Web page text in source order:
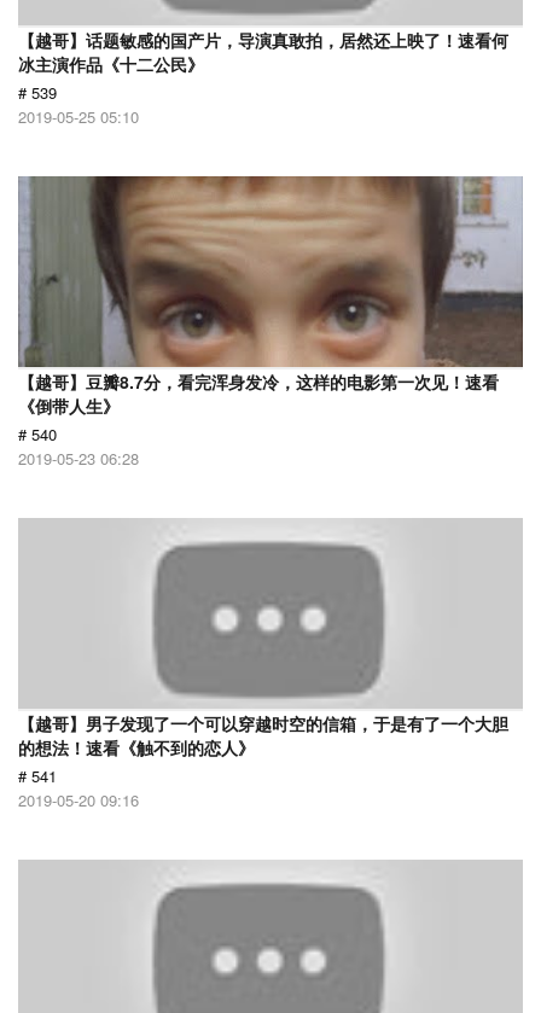
【越哥】话题敏感的国产片，导演真敢拍，居然还上映了！速看何
冰主演作品《十二公民》
# 539
2019-05-25 05:10
【越哥】豆瓣8.7分，看完浑身发冷，这样的电影第一次见！速看
《倒带人生》
# 540
2019-05-23 06:28
【越哥】男子发现了一个可以穿越时空的信箱，于是有了一个大胆
的想法！速看《触不到的恋人》
# 541
2019-05-20 09:16